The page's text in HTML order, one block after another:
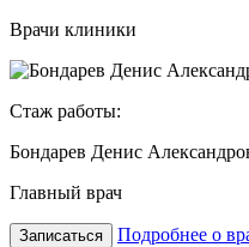
Врачи клиники
Стаж работы:
Бондарев Денис
Главный врач
Записаться Подробнее о